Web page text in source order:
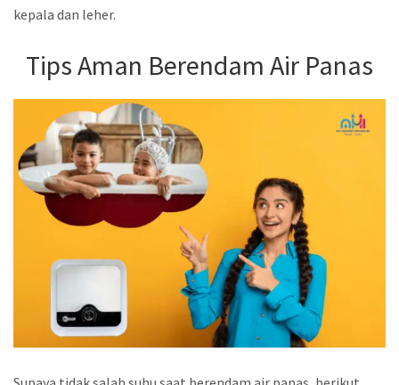
kepala dan leher.
Tips Aman Berendam Air Panas